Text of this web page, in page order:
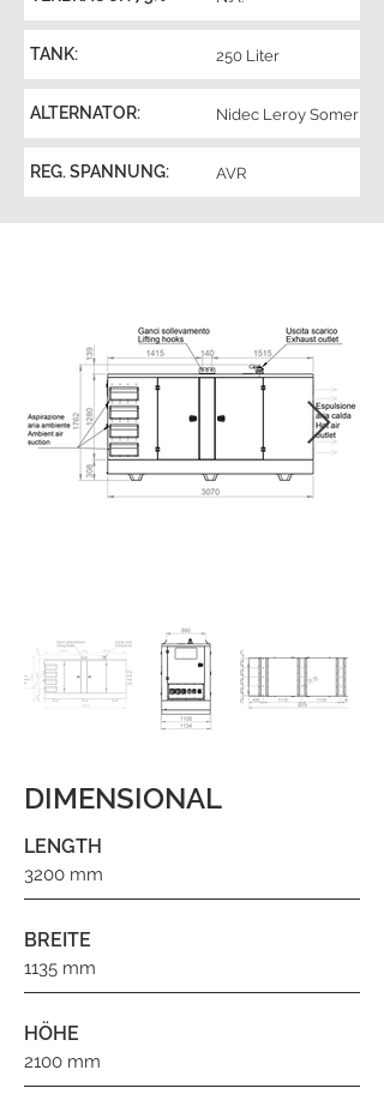
TANK: 250 Liter
ALTERNATOR: Nidec Leroy Somer
REG. SPANNUNG: AVR
DIMENSIONAL
LENGTH
3200 mm
BREITE
1135 mm
HÖHE
2100 mm